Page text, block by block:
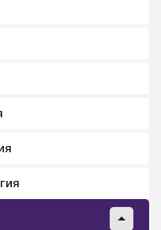
в мире. Есть
уходит около